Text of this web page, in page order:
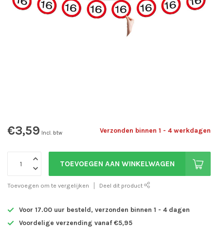
€3,59 Incl. btw Verzonden binnen 1 - 4 werkdagen
TOEVOEGEN AAN WINKELWAGEN
Toevoegen om te vergelijken Deel dit product
Voor 17.00 uur besteld, verzonden binnen 1 - 4 dagen
Voordelige verzending vanaf €5,95